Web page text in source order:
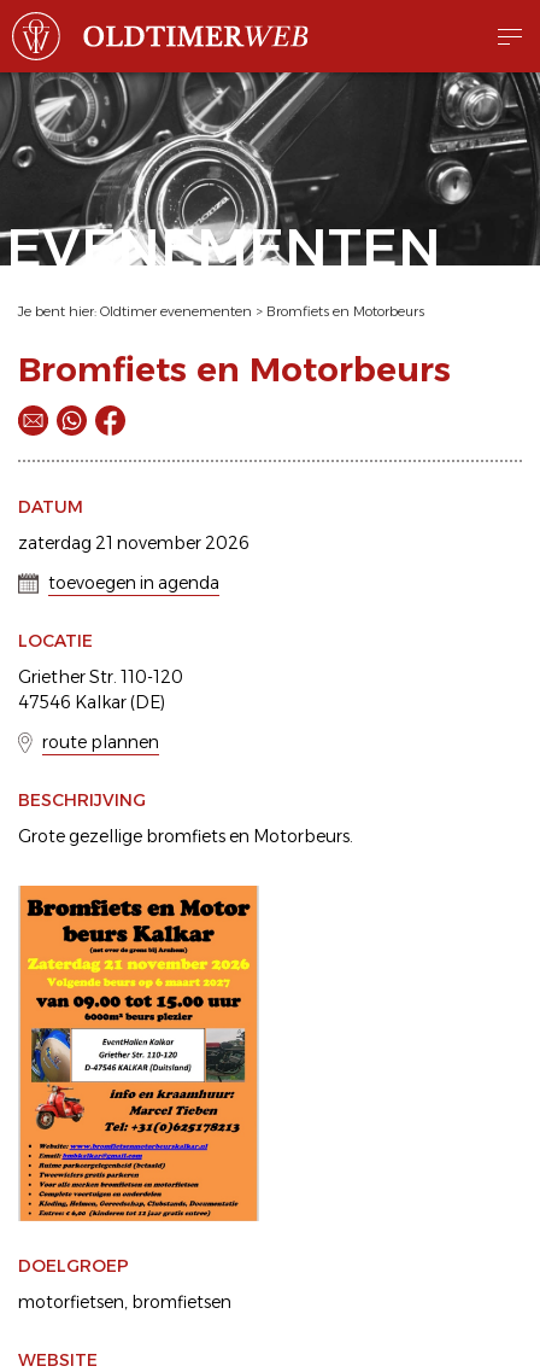
EVENEMENTEN
Je bent hier: Oldtimer evenementen > Bromfiets en Motorbeurs
Bromfiets en Motorbeurs
DATUM
zaterdag 21 november 2026
toevoegen in agenda
LOCATIE
Griether Str. 110-120
47546 Kalkar (DE)
route plannen
BESCHRIJVING
Grote gezellige bromfiets en Motorbeurs.
DOELGROEP
motorfietsen bromfietsen
WEBSITE